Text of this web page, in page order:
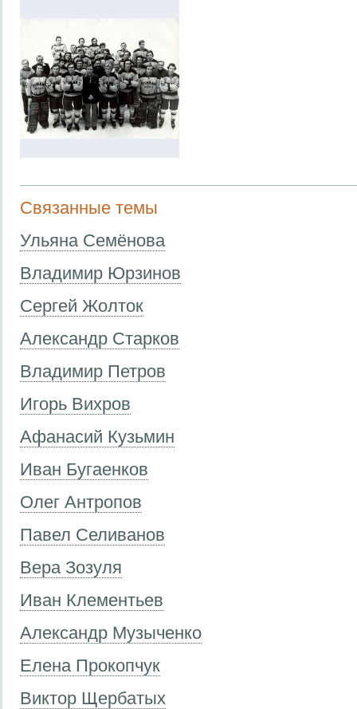
Связанные темы
Ульяна Семёнова
Владимир Юрзинов
Сергей Жолток
Александр Старков
Владимир Петров
Игорь Вихров
Афанасий Кузьмин
Иван Бугаенков
Олег Антропов
Павел Селиванов
Вера Зозуля
Иван Клементьев
Александр Музыченко
Елена Прокопчук
Виктор Щербатых